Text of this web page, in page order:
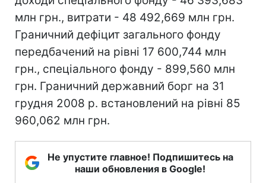
млн грн., витрати - 48 492,669 млн грн.
Граничний дефіцит загального фонду
передбачений на рівні 17 600,744 млн
грн., спеціального фонду - 899,560 млн
грн. Граничний державний борг на 31
грудня 2008 р. встановлений на рівні 85
960,062 млн грн.
Не упустите главное! Подпишитесь на
наши обновления в Google!